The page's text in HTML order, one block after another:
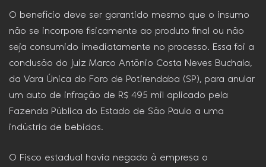
O benefício deve ser garantido mesmo que o insumo
não se incorpore fisicamente ao produto final ou não
seja consumido imediatamente no processo. Essa foi a
conclusão do juiz Marco Antônio Costa Neves Buchala,
da Vara Única do Foro de Potirendaba (SP), para anular
um auto de infração de R$ 495 mil aplicado pela
Fazenda Pública do Estado de São Paulo a uma
indústria de bebidas.
O Fisco estadual havia negado à empresa o